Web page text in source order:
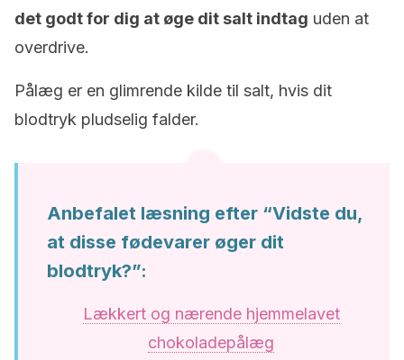
det godt for dig at øge dit salt indtag uden at
overdrive.
Pålæg er en glimrende kilde til salt, hvis dit
blodtryk pludselig falder.
Anbefalet læsning efter “Vidste du,
at disse fødevarer øger dit
blodtryk?”:
Lækkert og nærende hjemmelavet
chokoladepålæg